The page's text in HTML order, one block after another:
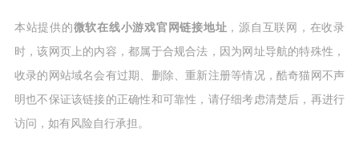
本站提供的微软在线小游戏官网链接地址 ，源自互联网，在收录
时，该网页上的内容，都属于合规合法，因为网址导航的特殊性，
收录的网站域名会有过期、删除、重新注册等情况，酷奇猫网不声
明也不保证该链接的正确性和可靠性，请仔细考虑清楚后，再进行
访问，如有风险自行承担。